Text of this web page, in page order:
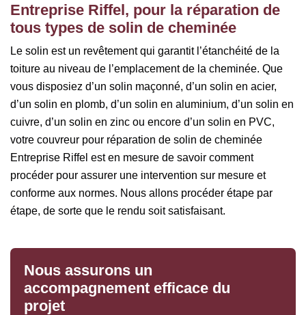
Entreprise Riffel, pour la réparation de
tous types de solin de cheminée
Le solin est un revêtement qui garantit l’étanchéité de la
toiture au niveau de l’emplacement de la cheminée. Que
vous disposiez d’un solin maçonné, d’un solin en acier,
d’un solin en plomb, d’un solin en aluminium, d’un solin en
cuivre, d’un solin en zinc ou encore d’un solin en PVC,
votre couvreur pour réparation de solin de cheminée
Entreprise Riffel est en mesure de savoir comment
procéder pour assurer une intervention sur mesure et
conforme aux normes. Nous allons procéder étape par
étape, de sorte que le rendu soit satisfaisant.
Nous assurons un
accompagnement efficace du
projet